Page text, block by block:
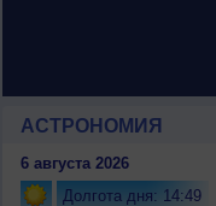
АСТРОНОМИЯ
6 августа 2026
Долгота дня: 14:49